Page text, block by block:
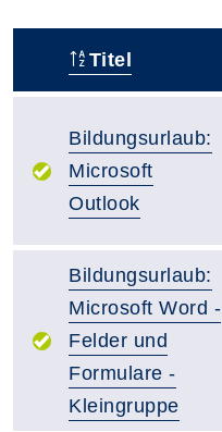
Titel
Bildungsurlaub:
Microsoft
Outlook
Bildungsurlaub:
Microsoft Word -
Felder und
Formulare -
Kleingruppe